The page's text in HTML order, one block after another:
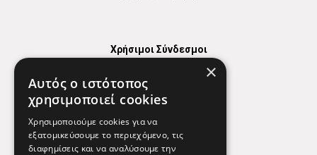
Χρήσιμοι Σύνδεσμοι
Χρήσιμα Τηλέφωνα
Εφημερεύοντα Φαρμακεία
×
Αυτός ο ιστότοπος
χρησιμοποιεί cookies
Χρησιμοποιούμε cookies για να
εξατομικεύσουμε το περιεχόμενο, τις
διαφημίσεις και να αναλύσουμε την